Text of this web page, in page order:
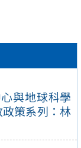
與地球科學
策系列：林